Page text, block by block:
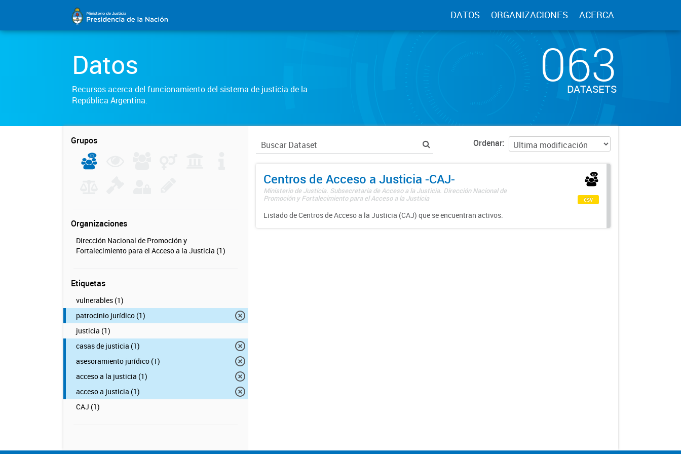
DATOS ORGANIZACIONES ACERCA
Datos
Recursos acerca del funcionamiento del sistema de justicia de la
República Argentina.
063
DATASETS
Grupos
Organizaciones
Dirección Nacional de Promoción y
Fortalecimiento para el Acceso a la Justicia (1)
Etiquetas
vulnerables (1)
patrocinio jurídico (1)
justicia (1)
casas de justicia (1)
asesoramiento jurídico (1)
acceso a la justicia (1)
acceso a justicia (1)
CAJ (1)
Ordenar
Centros de Acceso a Justicia -CAJ-
Ministerio de Justicia. Subsecretaría de Acceso a la Justicia. Dirección Nacional de
Promoción y Fortalecimiento para el Acceso a la Justicia
Listado de Centros de Acceso a la Justicia (CAJ) que se encuentran activos.
csv